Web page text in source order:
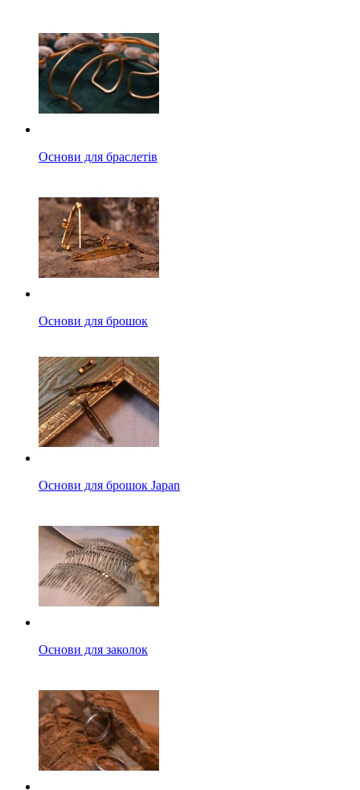
Основи для браслетів
Основи для брошок
Основи для брошок Japan
Основи для заколок